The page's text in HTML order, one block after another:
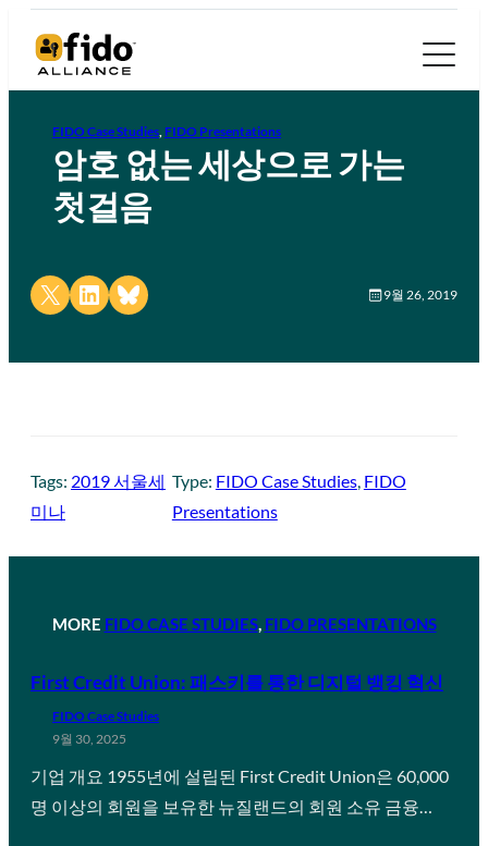
FIDO Case Studies FIDO Presentations
암호 없는 세상으로 가는
첫걸음
Share on X Share on LinkedIn
Share on Bluesky 9월 26, 2019
Tags: 2019 서울세
미나
Type: FIDO Case Studies, FIDO
Presentations
MORE FIDO CASE STUDIES, FIDO PRESENTATIONS
First Credit Union: 패스키를 통한 디지털 뱅킹 혁신
FIDO Case Studies
9월 30, 2025
기업 개요 1955년에 설립된 First Credit Union은 60,000
명 이상의 회원을 보유한 뉴질랜드의 회원 소유 금융…